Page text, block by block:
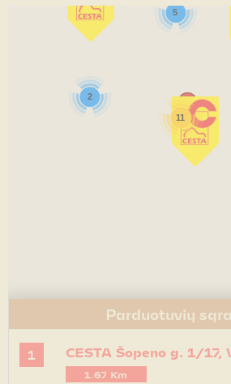
11
2
5
Parduotuvių
1 CESTA Šopeno g. 1/17,
1.67 Km